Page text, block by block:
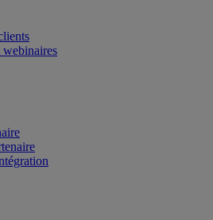
webinaires